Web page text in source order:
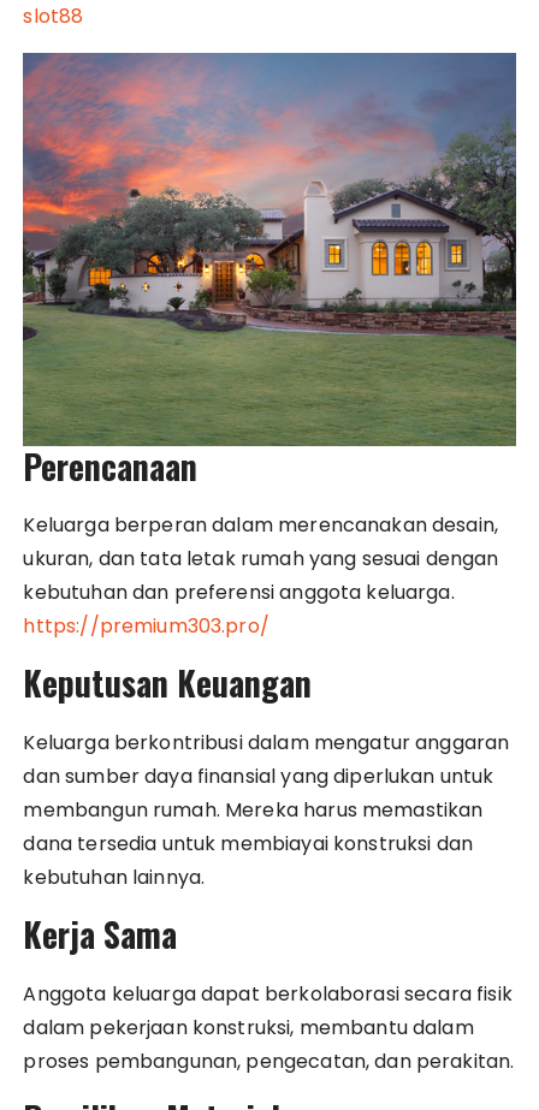
slot88
Perencanaan
Keluarga berperan dalam merencanakan desain,
ukuran, dan tata letak rumah yang sesuai dengan
kebutuhan dan preferensi anggota keluarga.
https://premium303.pro/
Keputusan Keuangan
Keluarga berkontribusi dalam mengatur anggaran
dan sumber daya finansial yang diperlukan untuk
membangun rumah. Mereka harus memastikan
dana tersedia untuk membiayai konstruksi dan
kebutuhan lainnya.
Kerja Sama
Anggota keluarga dapat berkolaborasi secara fisik
dalam pekerjaan konstruksi, membantu dalam
proses pembangunan, pengecatan, dan perakitan.